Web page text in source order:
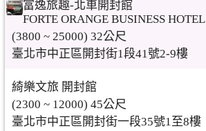
富逸旅趣-北車開封館
FORTE ORANGE BUSINESS HOTEL
(3800 ~ 25000) 32公尺
臺北市中正區開封街1段41號2-9樓
綺樂文旅 開封館
(2300 ~ 12000) 45公尺
臺北市中正區開封街一段35號1至8樓